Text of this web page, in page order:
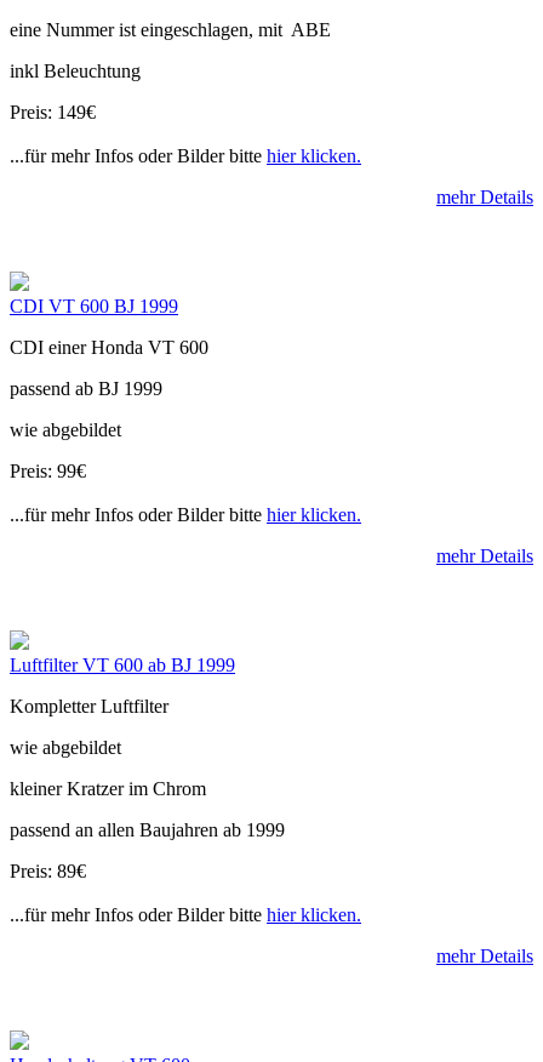
eine Nummer ist eingeschlagen, mit ABE
inkl Beleuchtung
Preis: 149€
...für mehr Infos oder Bilder bitte hier klicken.
mehr Details
CDI VT 600 BJ 1999
CDI einer Honda VT 600
passend ab BJ 1999
wie abgebildet
Preis: 99€
...für mehr Infos oder Bilder bitte hier klicken.
mehr Details
Luftfilter VT 600 ab BJ 1999
Kompletter Luftfilter
wie abgebildet
kleiner Kratzer im Chrom
passend an allen Baujahren ab 1999
Preis: 89€
...für mehr Infos oder Bilder bitte hier klicken.
mehr Details